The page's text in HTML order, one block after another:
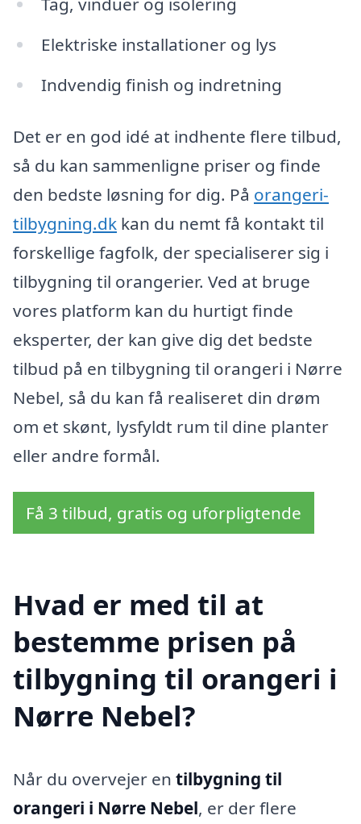
Elektriske installationer og lys
Indvendig finish og indretning
Det er en god idé at indhente flere tilbud,
så du kan sammenligne priser og finde
den bedste løsning for dig. På orangeri-
tilbygning.dk kan du nemt få kontakt til
forskellige fagfolk, der specialiserer sig i
tilbygning til orangerier. Ved at bruge
vores platform kan du hurtigt finde
eksperter, der kan give dig det bedste
tilbud på en tilbygning til orangeri i Nørre
Nebel, så du kan få realiseret din drøm
om et skønt, lysfyldt rum til dine planter
eller andre formål.
Få 3 tilbud, gratis og uforpligtende
Hvad er med til at
bestemme prisen på
tilbygning til orangeri i
Nørre Nebel?
Når du overvejer en tilbygning til
orangeri i Nørre Nebel, er der flere